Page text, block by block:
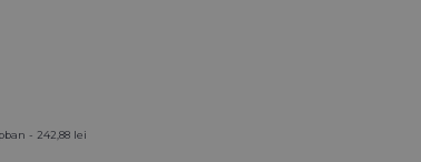
- 242,88 lei